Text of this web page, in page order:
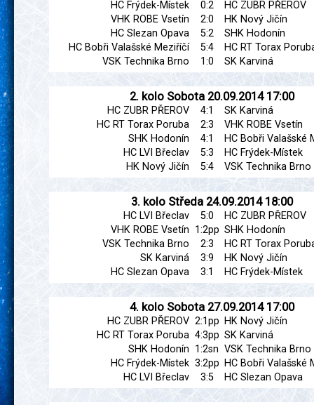
HC Frýdek-Místek 0:2
HC ZUBR PŘEROV
VHK ROBE Vsetín
2:0
HK Nový Jičín
HC Slezan Opava
5:2
SHK Hodonín
HC Bobři Valašské Meziříčí
5:4
HC RT Torax
VSK Technika Brno
1:0 SK Karviná
2. kolo Sobota 20.09.2014 17:00
HC ZUBR PŘEROV 4:1
SK Karviná
HC RT Torax Poruba
2:3
VHK ROBE Vsetín
SHK Hodonín
4:1
HC Bobři Valašské
HC LVI Břeclav
5:3
HC Frýdek-Místek
HK Nový Jičín
5:4 VSK Technika Brno
3. kolo Středa 24.09.2014 18:00
HC LVI Břeclav 5:0
HC ZUBR PŘEROV
VHK ROBE Vsetín 1:2pp SHK Hodonín
VSK Technika Brno
2:3
HC RT Torax
SK Karviná
3:9
HK Nový Jičín
HC Slezan Opava
3:1 HC Frýdek-Místek
4. kolo Sobota 27.09.2014 17:00
HC ZUBR PŘEROV 2:1pp HK Nový Jičín
HC RT Torax Poruba 4:3pp SK Karviná
SHK Hodonín 1:2sn VSK Technika Brno
HC Frýdek-Místek 3:2pp HC Bobři Valašské
HC LVI Břeclav
3:5 HC Slezan Opava